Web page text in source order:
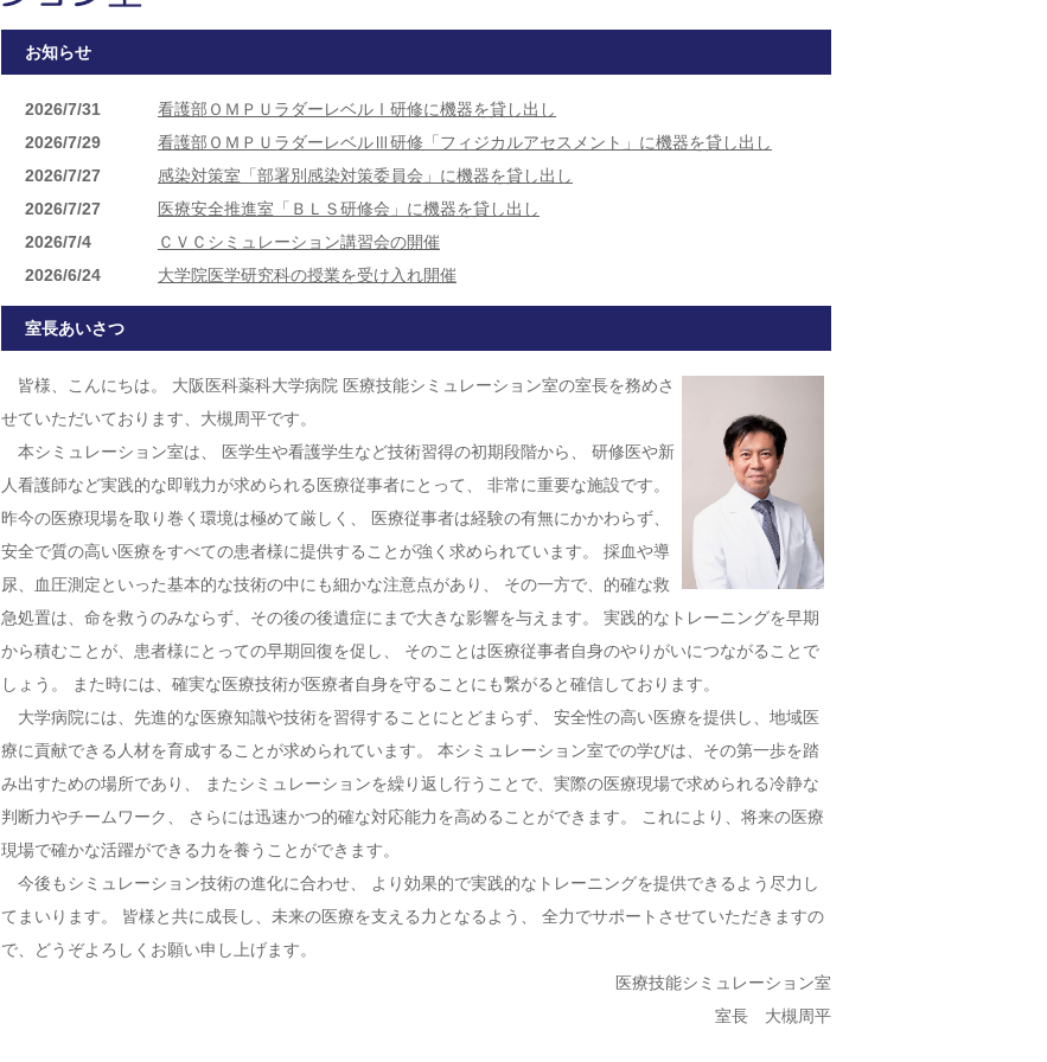
お知らせ
2026/7/31
看護部ＯＭＰＵラダーレベルⅠ研修に機器を貸し出し
2026/7/29
看護部ＯＭＰＵラダーレベルⅢ研修「フィジカルアセスメント」に機器を貸し出し
2026/7/27
感染対策室「部署別感染対策委員会」に機器を貸し出し
2026/7/27
医療安全推進室「ＢＬＳ研修会」に機器を貸し出し
2026/7/4
ＣＶＣシミュレーション講習会の開催
2026/6/24
大学院医学研究科の授業を受け入れ開催
2026/6/22
看護部研修「男性患者持続導尿カテーテル研修」
2026/6/18
2026/6/10
看護学部4年「助産診断技術学Ⅱ」の開催
2026/6/6
ＣＶＣシミュレーション講習会の開催
2026/6/4
看護部ＯＭＰＵラダーレベルⅠ研修「スキルアップ研修6」の開催
2026/5/16
看護部「ケアアシスタント研修」に機器を貸し出し
2026/5/16
ＣＶＣシミュレーション講習会の開催
2026/5/13
看護部研修の開催
2026/4/17
部署勉強会に機器を貸し出し
2026/4/9
看護部研修の開催
2026/4/7
ＡＥＤ講習会に機器を貸し出し
2026/4/3
臨床研修オリエンテーションの開催・機器を貸し出し
2026/4/1
医学部第5学年コア・クリニカル・クラークシップ等の受け入れ開始
2026/3/31
医学部第4学年コア・クリニカル・クラークシップの受け入れ終了
2026/3/16
部署勉強会の開催
2026/3/10
医療安全推進室「ＢＬＳ研修会」に機器を貸し出し
2026/3/5
看護部研修「ＢＬＳ研修」に機器を貸し出し
2026/3/3
第9回指導救命士養成トレーニングコースの開催
2026/2/26
看護部静脈注射院内認定コース研修の開催
2026/2/25
医学部第5学年アドバンスト・クリニカル・クラークシップの受け入れ開始
室長あいさつ
皆様、こんにちは。 大阪医科薬科大学病院 医療技能シミュレーション室の室長を務めさ
せていただいております、大槻周平です。
本シミュレーション室は、 医学生や看護学生など技術習得の初期段階から、 研修医や新
人看護師など実践的な即戦力が求められる医療従事者にとって、 非常に重要な施設です。
昨今の医療現場を取り巻く環境は極めて厳しく、 医療従事者は経験の有無にかかわらず、
安全で質の高い医療をすべての患者様に提供することが強く求められています。 採血や導
尿、血圧測定といった基本的な技術の中にも細かな注意点があり、 その一方で、的確な救
急処置は、命を救うのみならず、その後の後遺症にまで大きな影響を与えます。 実践的なトレーニングを早期
から積むことが、患者様にとっての早期回復を促し、 そのことは医療従事者自身のやりがいにつながることで
しょう。 また時には、確実な医療技術が医療者自身を守ることにも繋がると確信しております。
大学病院には、先進的な医療知識や技術を習得することにとどまらず、 安全性の高い医療を提供し、地域医
療に貢献できる人材を育成することが求められています。 本シミュレーション室での学びは、その第一歩を踏
み出すための場所であり、 またシミュレーションを繰り返し行うことで、実際の医療現場で求められる冷静な
判断力やチームワーク、 さらには迅速かつ的確な対応能力を高めることができます。 これにより、将来の医療
現場で確かな活躍ができる力を養うことができます。
今後もシミュレーション技術の進化に合わせ、 より効果的で実践的なトレーニングを提供できるよう尽力し
てまいります。 皆様と共に成長し、未来の医療を支える力となるよう、 全力でサポートさせていただきますの
で、どうぞよろしくお願い申し上げます。
医療技能シミュレーション室
室長 大槻周平